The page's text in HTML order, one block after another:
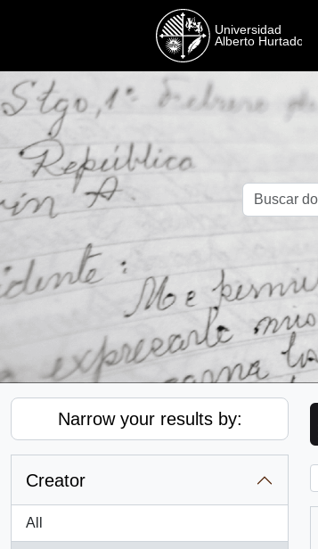
Narrow your results by:
Creator
All